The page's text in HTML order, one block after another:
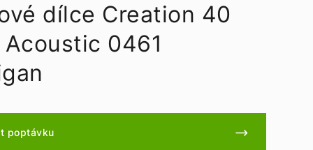
dílce Creation 40
0461
poptávku